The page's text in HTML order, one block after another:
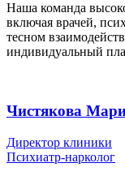
Наша команда
включая врачей,
тесном
индивидуальный
Чистякова
Директор клиники
Психиатр-нарколог